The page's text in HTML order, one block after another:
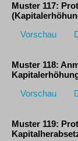
Muster 117:
Vorschau
Muster 118:
Vorschau
Muster 119: